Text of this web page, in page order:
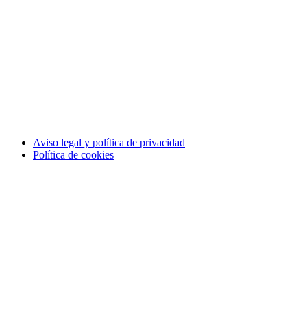
Aviso legal y política de privacidad
Política de cookies